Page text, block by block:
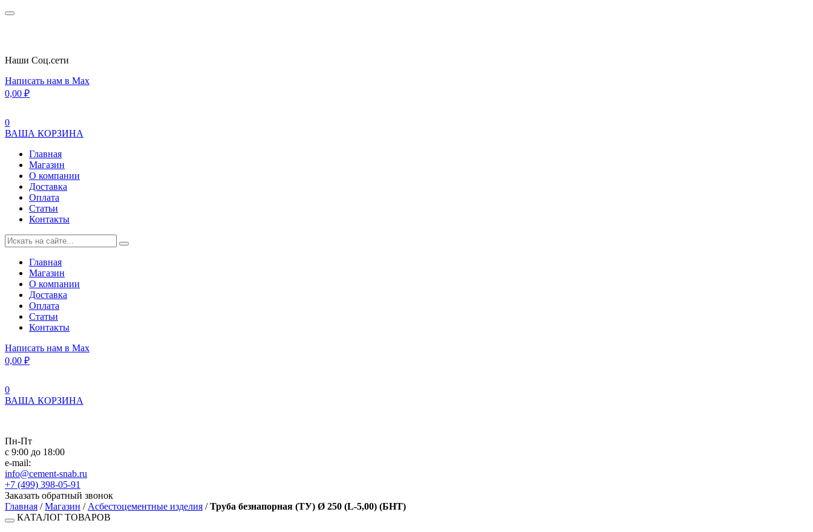
Наши Cоц.сети
Написать нам в Max
0,00 ₽
0
ВАША КОРЗИНА
Главная
Магазин
О компании
Доставка
Оплата
Статьи
Контакты
Главная
Магазин
О компании
Доставка
Оплата
Статьи
Контакты
Написать нам в Max
0,00 ₽
0
ВАША КОРЗИНА
Пн-Пт
с 9:00 до 18:00
e-mail:
info@cement-snab.ru
+7 (499) 398-05-91
Заказать обратный звонок
Главная /Магазин / Асбестоцементные изделия /Труба безнапорная (ТУ) Ø 250 (L-5,00) (БНТ)
КАТАЛОГ ТОВАРОВ